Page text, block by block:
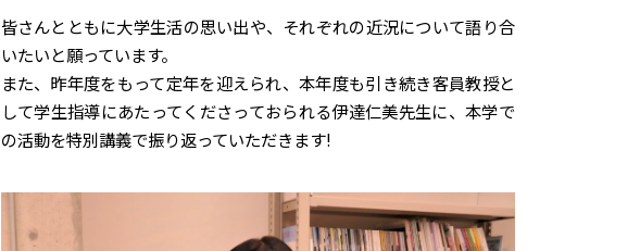
皆さんとともに大学生活の思い出や、それぞれの近況について語り合
いたいと願っています。
また、昨年度をもって定年を迎えられ、本年度も引き続き客員教授と
して学生指導にあたってくださっておられる伊達仁美先生に、本学で
の活動を特別講義で振り返っていただきます!